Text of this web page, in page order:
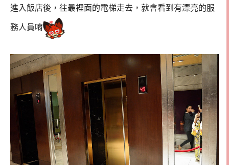
進入飯店後，往最裡面的電梯走去，就會看到有漂亮的服
務人員唷